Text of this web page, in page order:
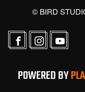
© BIRD
POWERED BY